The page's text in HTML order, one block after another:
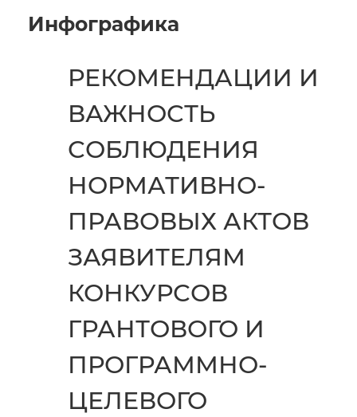
Инфографика
РЕКОМЕНДАЦИИ И
ВАЖНОСТЬ
СОБЛЮДЕНИЯ
НОРМАТИВНО-
ПРАВОВЫХ АКТОВ
ЗАЯВИТЕЛЯМ
КОНКУРСОВ
ГРАНТОВОГО И
ПРОГРАММНО-
ЦЕЛЕВОГО